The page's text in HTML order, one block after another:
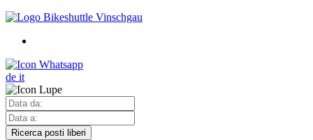
de it
Ricerca posti liberi